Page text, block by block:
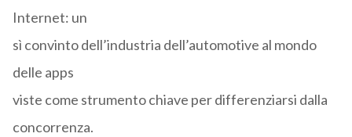
Internet: un
sì convinto dell’industria dell’automotive al mondo
delle apps
viste come strumento chiave per differenziarsi dalla
concorrenza.